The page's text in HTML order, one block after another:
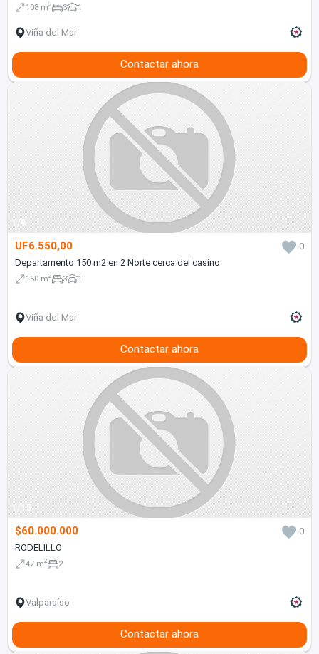
108 m2 3 1
Viña del Mar
Contactar ahora
1/9
UF6.550,00
0
Departamento 150 m2 en 2 Norte cerca del casino
150 m2 3 1
Viña del Mar
Contactar ahora
1/15
$60.000.000
0
RODELILLO
47 m2 2
Valparaíso
Contactar ahora